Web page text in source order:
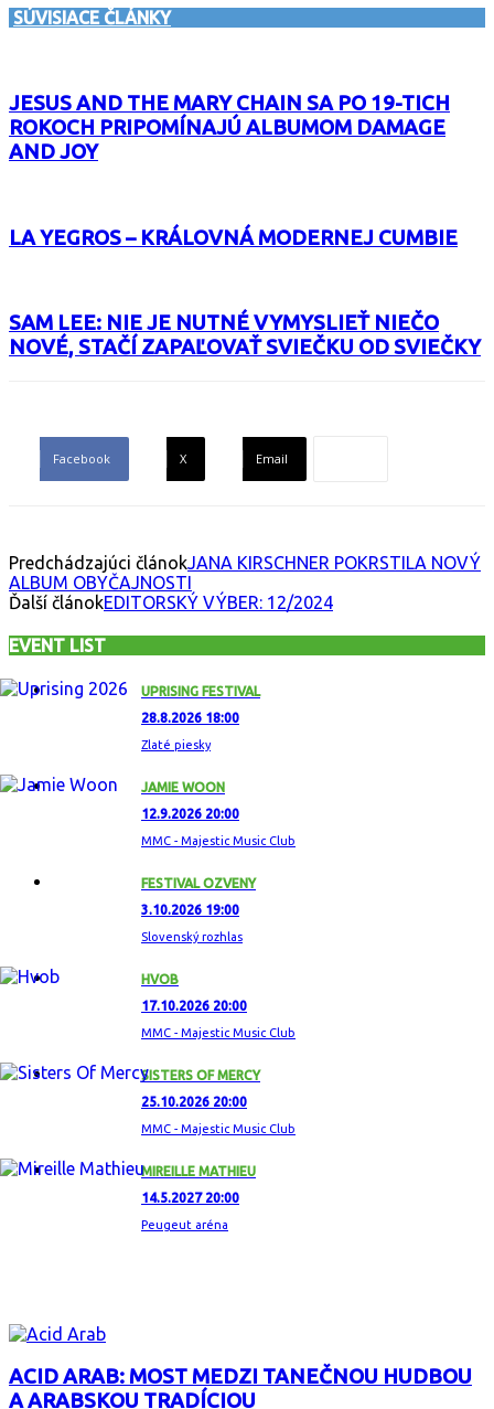
SÚVISIACE ČLÁNKY
JESUS AND THE MARY CHAIN SA PO 19-TICH
ROKOCH PRIPOMÍNAJÚ ALBUMOM DAMAGE
AND JOY
LA YEGROS – KRÁLOVNÁ MODERNEJ CUMBIE
SAM LEE: NIE JE NUTNÉ VYMYSLIEŤ NIEČO
NOVÉ, STAČÍ ZAPAĽOVAŤ SVIEČKU OD SVIEČKY
Facebook X Email
Predchádzajúci článokJANA KIRSCHNER POKRSTILA NOVÝ
ALBUM OBYČAJNOSTI
Ďalší článokEDITORSKÝ VÝBER: 12/2024
EVENT LIST
UPRISING FESTIVAL
28.8.2026 18:00
Zlaté piesky
JAMIE WOON
12.9.2026 20:00
MMC - Majestic Music Club
FESTIVAL OZVENY
3.10.2026 19:00
Slovenský rozhlas
HVOB
17.10.2026 20:00
MMC - Majestic Music Club
SISTERS OF MERCY
25.10.2026 20:00
MMC - Majestic Music Club
MIREILLE MATHIEU
14.5.2027 20:00
Peugeut aréna
ACID ARAB: MOST MEDZI TANEČNOU HUDBOU
A ARABSKOU TRADÍCIOU